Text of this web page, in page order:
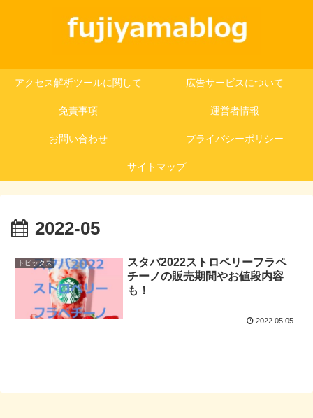
アクセス解析ツールに関して 広告サービスについて
免責事項 運営者情報
お問い合わせ プライバシーポリシー
サイトマップ
2022-05
トピックス
スタバ2022ストロベリーフラペ
チーノの販売期間やお値段内容
も！
2022.05.05